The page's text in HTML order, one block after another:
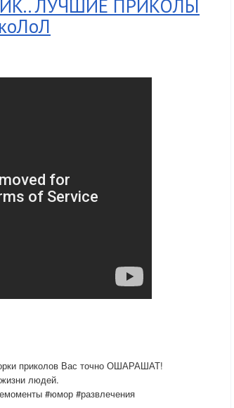
ЛУЧШИЕ ПРИКОЛЫ
приколов Вас точно ОШАРАШАТ!
людей.
#юмор #развлечения